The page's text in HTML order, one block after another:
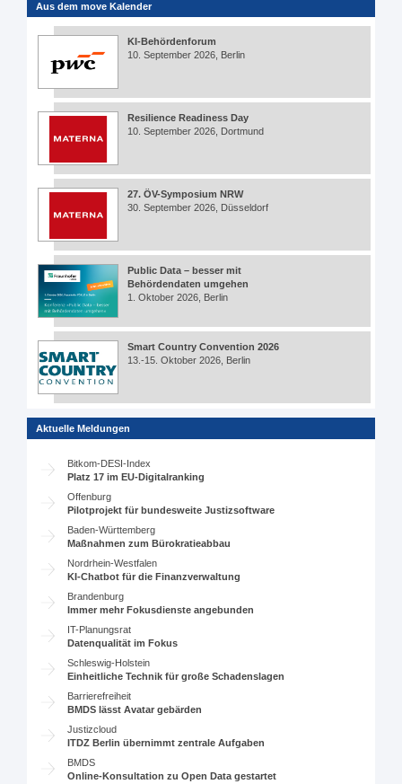
Aus dem move Kalender
KI-Behördenforum
10. September 2026, Berlin
Resilience Readiness Day
10. September 2026, Dortmund
27. ÖV-Symposium NRW
30. September 2026, Düsseldorf
Public Data – besser mit
Behördendaten umgehen
1. Oktober 2026, Berlin
Smart Country Convention 2026
13.-15. Oktober 2026, Berlin
Aktuelle Meldungen
Bitkom-DESI-Index
Platz 17 im EU-Digitalranking
Offenburg
Pilotprojekt für bundesweite Justizsoftware
Baden-Württemberg
Maßnahmen zum Bürokratieabbau
Nordrhein-Westfalen
KI-Chatbot für die Finanzverwaltung
Brandenburg
Immer mehr Fokusdienste angebunden
IT-Planungsrat
Datenqualität im Fokus
Schleswig-Holstein
Einheitliche Technik für große Schadenslagen
Barrierefreiheit
BMDS lässt Avatar gebärden
Justizcloud
ITDZ Berlin übernimmt zentrale Aufgaben
BMDS
Online-Konsultation zu Open Data gestartet